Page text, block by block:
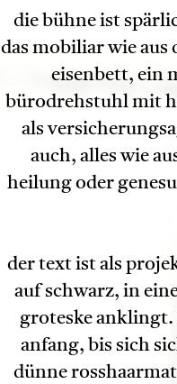
die bühne ist
das mobiliar wie aus
eisenbett, ein
bürodrehstuhl mit
als
auch, alles wie
heilung oder
der text ist als
auf schwarz, in
groteske anklingt.
anfang, bis sich
dünne